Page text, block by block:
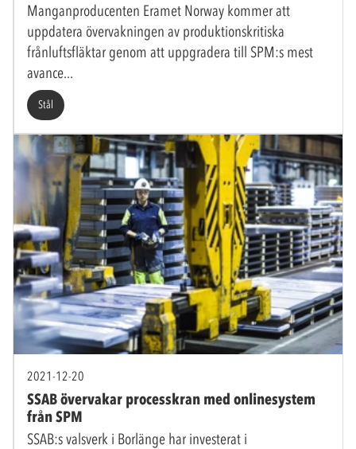
Manganproducenten Eramet Norway kommer att
uppdatera övervakningen av produktionskritiska
frånluftsfläktar genom att uppgradera till SPM:s mest
avance
Stål
2021-12-20
SSAB övervakar processkran med onlinesystem
från SPM
SSAB:s valsverk i Borlänge har investerat i